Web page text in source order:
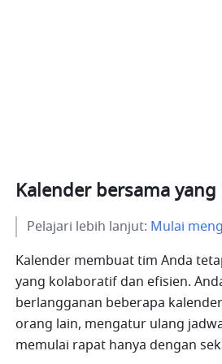
Kalender bersama yang
Pelajari lebih lanjut: Mulai
Kalender membuat tim Anda
yang kolaboratif dan efisien.
berlangganan beberapa
orang lain, mengatur ulang
memulai rapat hanya dengan